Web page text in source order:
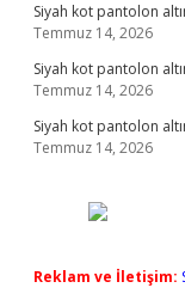
Siyah kot pantolon
Temmuz 14, 2026
Siyah kot pantolon
Temmuz 14, 2026
Siyah kot pantolon
Temmuz 14, 2026
Reklam ve İletişim: